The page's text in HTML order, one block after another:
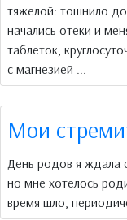
тяжелой: тошнило до
начались отеки и
таблеток,
с магнезией ...
Мои
День родов я ждала
но мне хотелось
время шло,